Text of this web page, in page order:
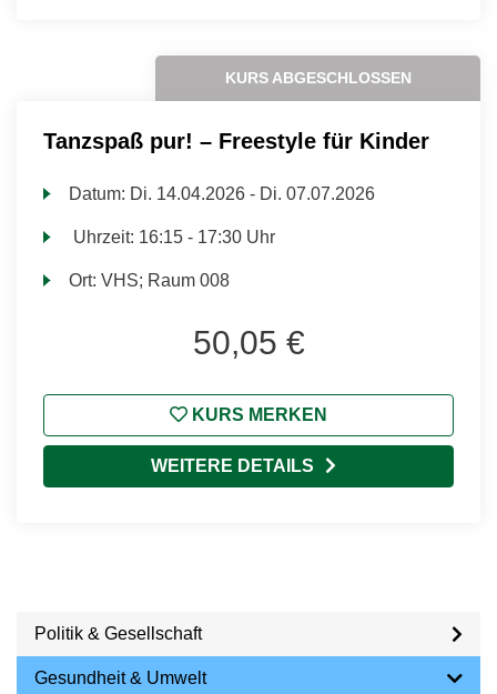
KURS ABGESCHLOSSEN
Tanzspaß pur! – Freestyle für Kinder
Datum: Di. 14.04.2026 - Di. 07.07.2026
Uhrzeit: 16:15 - 17:30 Uhr
Ort:VHS; Raum 008
50,05 €
KURS MERKEN
WEITERE DETAILS
Politik & Gesellschaft
Gesundheit & Umwelt